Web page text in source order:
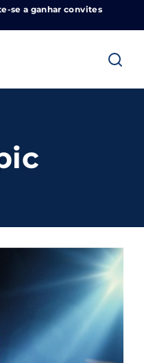
se a ganhar convites
O Cinema Acontece
Lost Your Password?
toour terms and